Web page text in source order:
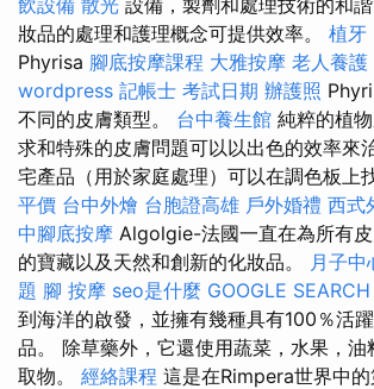
飲設備 散光 設備，製劑和處理技術的和
妝品的處理和護理概念可提供效率。 植牙
Phyrisa 腳底按摩課程 大雅按摩 老人養護
wordpress 記帳士 考試日期 辦護照
不同的皮膚類型。 台中養生館 純粹的植
求和特殊的皮膚問題可以以出色的效率來
宅產品（用於家庭處理）可以在調色板上
平價 台中外燴 台胞證高雄 戶外婚禮 西式
中腳底按摩 Algolgie-法國一直在為所有
的寶藏以及天然和創新的化妝品。 月子中
題 腳 按摩 seo是什麼 GOOGLE
到海洋的啟發，並擁有幾種具有100％活
品。 除草藥外，它還使用蔬菜，水果，油
取物。 經絡課程 這是在Rimpera世界中